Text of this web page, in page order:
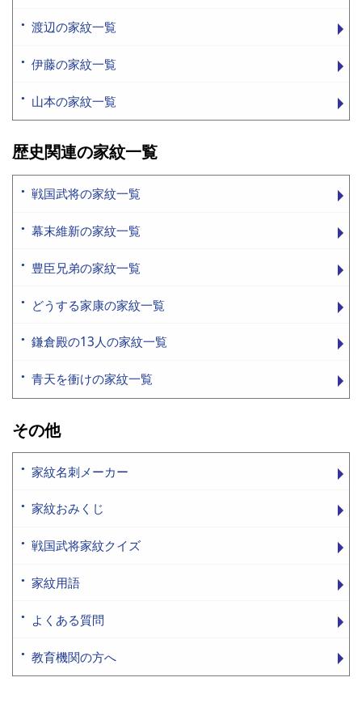
渡辺の家紋一覧
伊藤の家紋一覧
山本の家紋一覧
歴史関連の家紋一覧
戦国武将の家紋一覧
幕末維新の家紋一覧
豊臣兄弟の家紋一覧
どうする家康の家紋一覧
鎌倉殿の13人の家紋一覧
青天を衝けの家紋一覧
その他
家紋名刺メーカー
家紋おみくじ
戦国武将家紋クイズ
家紋用語
よくある質問
教育機関の方へ